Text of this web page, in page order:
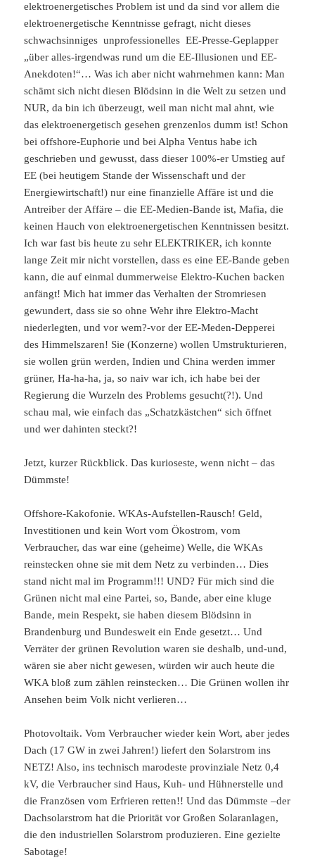
elektroenergetisches Problem ist und da sind vor allem die
elektroenergetische Kenntnisse gefragt, nicht dieses
schwachsinniges unprofessionelles EE-Presse-Geplapper
„über alles-irgendwas rund um die EE-Illusionen und EE-
Anekdoten!“… Was ich aber nicht wahrnehmen kann: Man
schämt sich nicht diesen Blödsinn in die Welt zu setzen und
NUR, da bin ich überzeugt, weil man nicht mal ahnt, wie
das elektroenergetisch gesehen grenzenlos dumm ist! Schon
bei offshore-Euphorie und bei Alpha Ventus habe ich
geschrieben und gewusst, dass dieser 100%-er Umstieg auf
EE (bei heutigem Stande der Wissenschaft und der
Energiewirtschaft!) nur eine finanzielle Affäre ist und die
Antreiber der Affäre – die EE-Medien-Bande ist, Mafia, die
keinen Hauch von elektroenergetischen Kenntnissen besitzt.
Ich war fast bis heute zu sehr ELEKTRIKER, ich konnte
lange Zeit mir nicht vorstellen, dass es eine EE-Bande geben
kann, die auf einmal dummerweise Elektro-Kuchen backen
anfängt! Mich hat immer das Verhalten der Stromriesen
gewundert, dass sie so ohne Wehr ihre Elektro-Macht
niederlegten, und vor wem?-vor der EE-Meden-Depperei
des Himmelszaren! Sie (Konzerne) wollen Umstrukturieren,
sie wollen grün werden, Indien und China werden immer
grüner, Ha-ha-ha, ja, so naiv war ich, ich habe bei der
Regierung die Wurzeln des Problems gesucht(?!). Und
schau mal, wie einfach das „Schatzkästchen“ sich öffnet
und wer dahinten steckt?!
Jetzt, kurzer Rückblick. Das kurioseste, wenn nicht – das
Dümmste!
Offshore-Kakofonie. WKAs-Aufstellen-Rausch! Geld,
Investitionen und kein Wort vom Ökostrom, vom
Verbraucher, das war eine (geheime) Welle, die WKAs
reinstecken ohne sie mit dem Netz zu verbinden… Dies
stand nicht mal im Programm!!! UND? Für mich sind die
Grünen nicht mal eine Partei, so, Bande, aber eine kluge
Bande, mein Respekt, sie haben diesem Blödsinn in
Brandenburg und Bundesweit ein Ende gesetzt… Und
Verräter der grünen Revolution waren sie deshalb, und-und,
wären sie aber nicht gewesen, würden wir auch heute die
WKA bloß zum zählen reinstecken… Die Grünen wollen ihr
Ansehen beim Volk nicht verlieren…
Photovoltaik. Vom Verbraucher wieder kein Wort, aber jedes
Dach (17 GW in zwei Jahren!) liefert den Solarstrom ins
NETZ! Also, ins technisch marodeste provinziale Netz 0,4
kV, die Verbraucher sind Haus, Kuh- und Hühnerstelle und
die Französen vom Erfrieren retten!! Und das Dümmste –der
Dachsolarstrom hat die Priorität vor Großen Solaranlagen,
die den industriellen Solarstrom produzieren. Eine gezielte
Sabotage!